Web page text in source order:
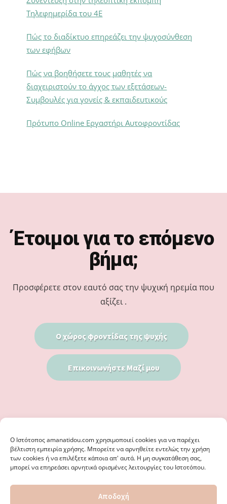
Ο Iστότοπος amanatidou.com χρησιμοποιεί cookies για να παρέχει
βέλτιστη εμπειρία χρήσης. Μπορείτε να αρνηθείτε εντελώς την χρήση
των cookies ή να επιλέξετε κάποια απ' αυτά. Η μη συγκατάθεση σας,
μπορεί να επηρεάσει αρνητικά ορισμένες λειτουργίες του Ιστοτόπου.
Αποδοχή
Τηλεφημερίδα του 4Ε
Πώς το διαδίκτυο επηρεάζει την ψυχοσύνθεση
των εφήβων
Πώς να βοηθήσετε τους μαθητές να
διαχειριστούν το άγχος των εξετάσεων-
Συμβουλές για γονείς & εκπαιδευτικούς
Πρότυπο Online Εργαστήρι Αυτοφροντίδας
Έτοιμοι για το επόμενο
βήμα;
Προσφέρετε στον εαυτό σας την ψυχική ηρεμία που
αξίζει .
Ο χώρος φροντίδας της ψυχής
Επικοινωνήστε Μαζί μου
ΘΕΣΣΑΛΟΝΊΚΗ - ΕΙΔΙΚΌΣ ΣΤΗ ΓΝΩΣΤΙΚΉ ΣΥΜΠΕΡΙΦΟΡΙΚΉ